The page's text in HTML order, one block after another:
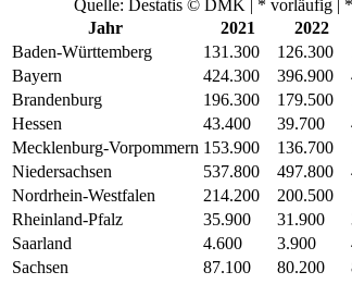
Quelle: Destatis © DMK | * vorläufig |
Jahr
2021 2022
Baden-Württemberg
131.300 126.300
Bayern
424.300 396.900
Brandenburg
196.300 179.500
Hessen
43.400 39.700
Mecklenburg-Vorpommern 153.900 136.700
Niedersachsen
537.800 497.800
Nordrhein-Westfalen
214.200 200.500
Rheinland-Pfalz
35.900 31.900
Saarland
4.600 3.900
Sachsen
87.100 80.200